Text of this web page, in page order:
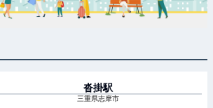
沓掛駅
三重県志摩市